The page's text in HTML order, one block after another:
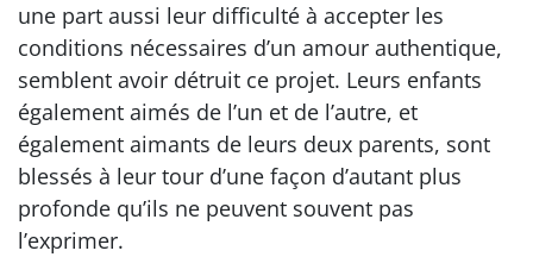
une part aussi leur difficulté à accepter les
conditions nécessaires d’un amour authentique,
semblent avoir détruit ce projet. Leurs enfants
également aimés de l’un et de l’autre, et
également aimants de leurs deux parents, sont
blessés à leur tour d’une façon d’autant plus
profonde qu’ils ne peuvent souvent pas
l’exprimer.